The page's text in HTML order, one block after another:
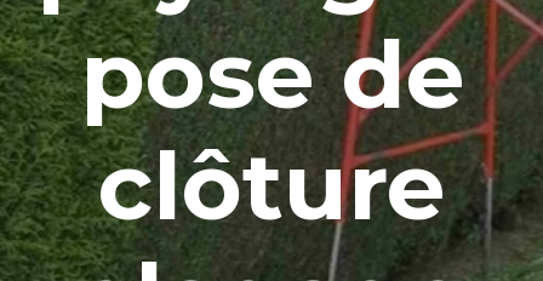
pose de
clôture